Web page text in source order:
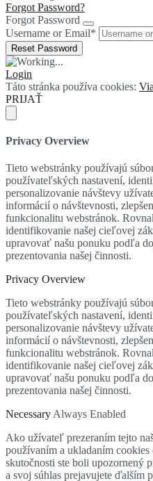
Forgot Password?
Forgot Password
Username or Email*
Login
Táto stránka používa cookies:
PRIJAŤ
Privacy Overview
Tieto webstránky používajú
používateľských nastavení,
personalizovanie návštevy
informácií o návštevnosti,
funkcionalitu webstránok.
identifikovanie našej cieľovej
upravovať našu ponuku podľa
prezentovania našej činnosti.
Privacy Overview
Tieto webstránky používajú
používateľských nastavení,
personalizovanie návštevy
informácií o návštevnosti,
funkcionalitu webstránok.
identifikovanie našej cieľovej
upravovať našu ponuku podľa
prezentovania našej činnosti.
Necessary Always Enabled
Ako užívateľ prezeraním tejto
používaním a ukladaním
skutočnosti ste boli upozornený
a svoj súhlas prejavujete ďalším